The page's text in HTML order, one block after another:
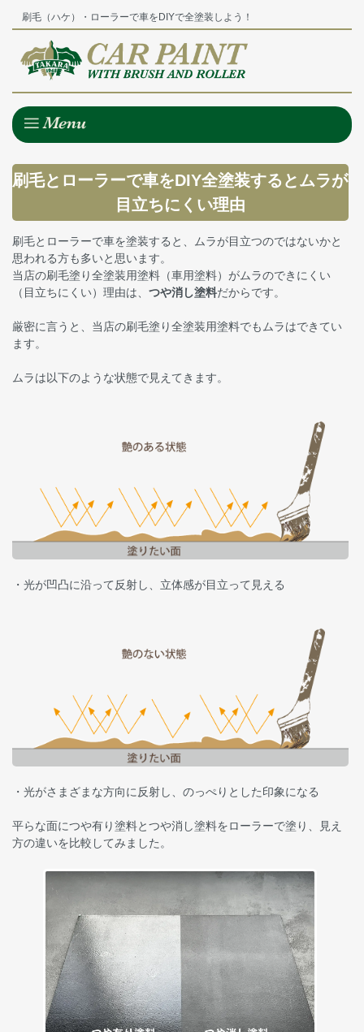
刷毛（ハケ）・ローラーで車をDIYで全塗装しよう！
刷毛とローラーで車をDIY全塗装するとムラが
目立ちにくい理由
刷毛とローラーで車を塗装すると、ムラが目立つのではないかと
思われる方も多いと思います。
当店の刷毛塗り全塗装用塗料（車用塗料）がムラのできにくい
（目立ちにくい）理由は、 つや消し塗料だからです。
厳密に言うと、当店の刷毛塗り全塗装用塗料でもムラはできてい
ます。
ムラは以下のような状態で見えてきます。
・光が凹凸に沿って反射し、立体感が目立って見える
・光がさまざまな方向に反射し、のっぺりとした印象になる
平らな面につや有り塗料とつや消し塗料をローラーで塗り、見え
方の違いを比較してみました。